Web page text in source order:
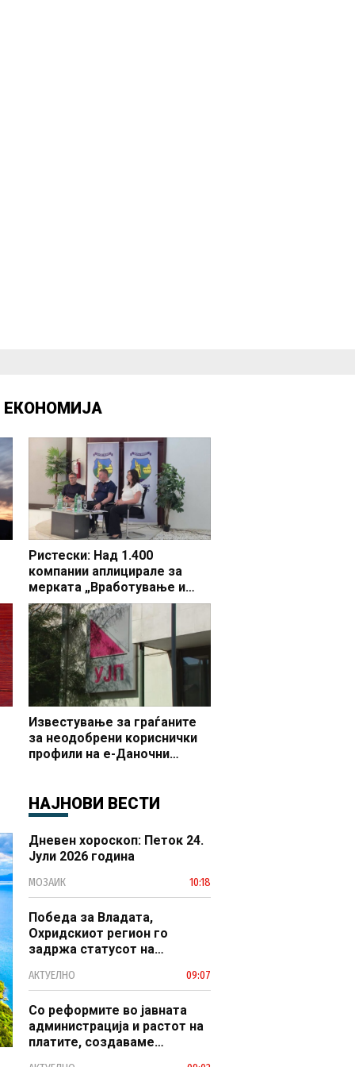
ЕКОНОМИЈА
Ристески: Над 1.400
компании аплицирале за
мерката „Вработување и
раст“, во Делчево 44 фирми
бараат поддршка за 65 нови
вработувања
Известување за граѓаните
за неодобрени кориснички
профили на е-Даночни
НАЈНОВИ ВЕСТИ
Дневен хороскоп: Петок 24.
Јули 2026 година
МОЗАИК 10:18
Победа за Владата,
Охридскиот регион го
задржа статусот на
наследство
АКТУЕЛНО 09:07
Со реформите во јавната
администрација и растот на
платите, создаваме